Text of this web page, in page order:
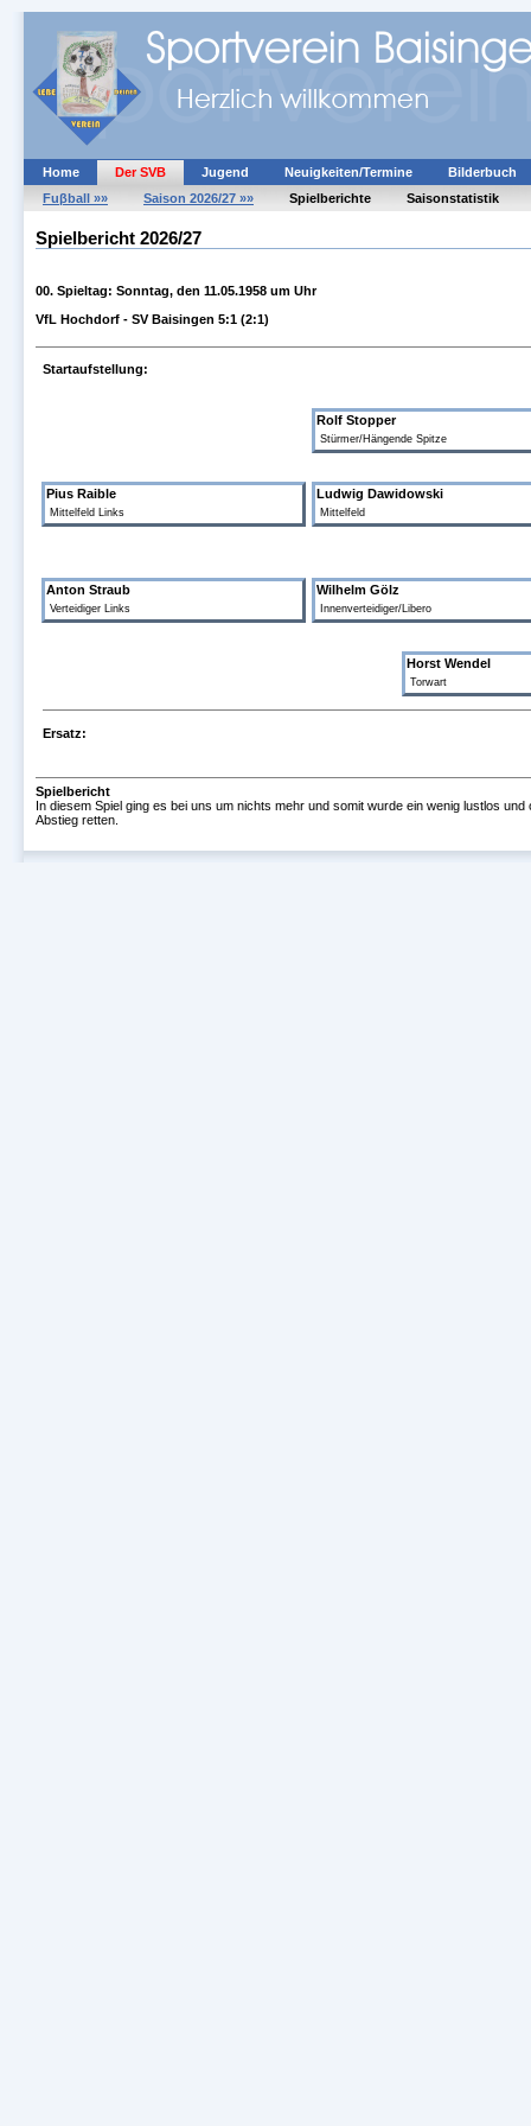
Home Der SVB Jugend Neuigkeiten/Termine
Bilderbuch
Fuβball »»
Saison 2026/27 »» Spielberichte Saisonstatistik
Spielbericht 2026/27
00. Spieltag: Sonntag, den 11.05.1958 um Uhr
VfL Hochdorf - SV Baisingen 5:1 (2:1)
Startaufstellung:
Rolf Stopper
Stürmer/Hängende Spitze
Pius Raible
Mittelfeld Links
Ludwig Dawidowski
Mittelfeld
Anton Straub
Verteidiger Links
Wilhelm Gölz
Innenverteidiger/Libero
Horst Wendel
Torwart
Ersatz:
Spielbericht
In diesem Spiel ging es bei uns um nichts mehr und somit wurde ein wenig lustlos
Abstieg retten.